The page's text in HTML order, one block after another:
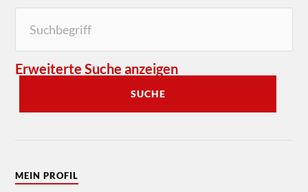
Erweiterte Suche anzeigen
SUCHE
MEIN PROFIL